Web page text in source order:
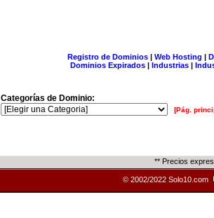
Registro de Dominios| Web Hosting |
Dominios Expirados | Industrias |
Categorías de Dominio:
[Pág.
** Precios
© 2002/2022 Solo10.com